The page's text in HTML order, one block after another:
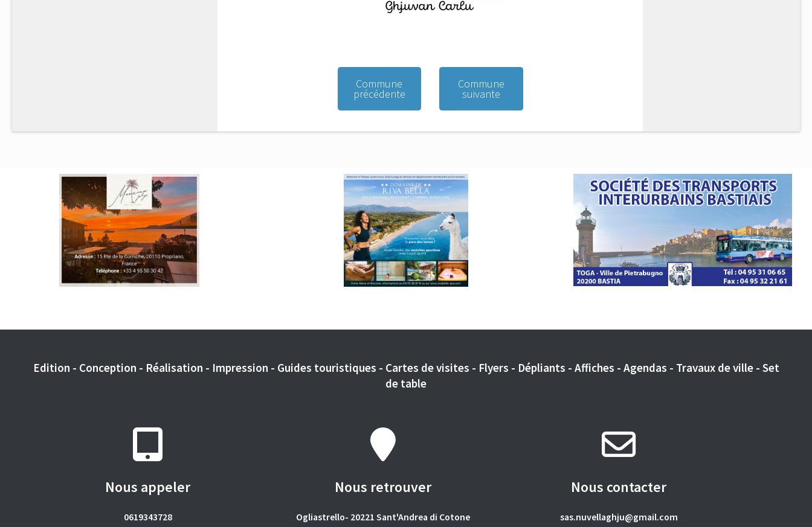
Commune
précédente
Commune
suivante
Edition - Conception - Réalisation - Impression - Guides touristiques - Cartes de visites - Flyers - Dépliants - Affiches - Agendas - Travaux de ville - Set
de table
Nous appeler
0619343728
Nous retrouver
Ogliastrello- 20221 Sant'Andrea di Cotone
Nous contacter
sas.nuvellaghju@gmail.com